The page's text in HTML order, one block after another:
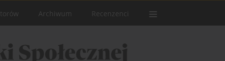
Archiwum Recenzenci